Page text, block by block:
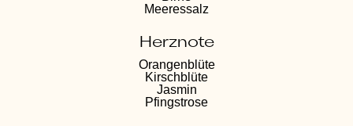
Meeressalz
Herznote
Orangenblüte
Kirschblüte
Jasmin
Pfingstrose